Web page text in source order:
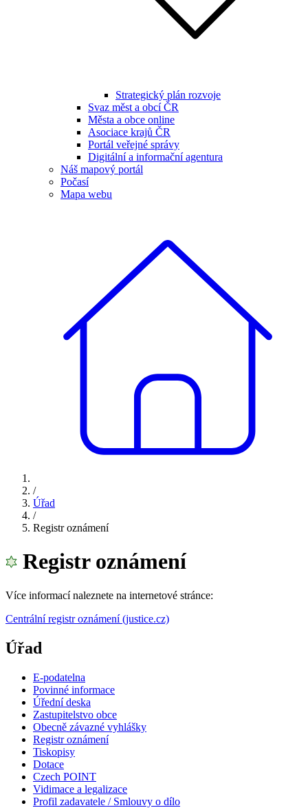
Strategický plán rozvoje
Svaz měst a obcí ČR
Města a obce online
Asociace krajů ČR
Portál veřejné správy
Digitální a informační agentura
Náš mapový portál
Počasí
Mapa webu
/
Úřad
/
Registr oznámení
Registr oznámení
Více informací naleznete na internetové stránce:
Centrální registr oznámení (justice.cz)
Úřad
E-podatelna
Povinné informace
Úřední deska
Zastupitelstvo obce
Obecně závazné vyhlášky
Registr oznámení
Tiskopisy
Dotace
Czech POINT
Vidimace a legalizace
Profil zadavatele / Smlouvy o dílo